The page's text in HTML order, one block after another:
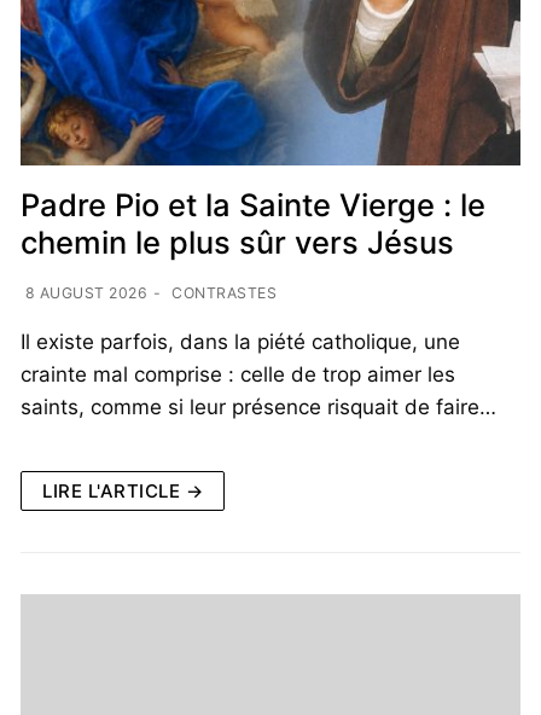
Padre Pio et la Sainte Vierge : le
chemin le plus sûr vers Jésus
8 AUGUST 2026 - CONTRASTES
Il existe parfois, dans la piété catholique, une
crainte mal comprise : celle de trop aimer les
saints, comme si leur présence risquait de faire…
LIRE L'ARTICLE →